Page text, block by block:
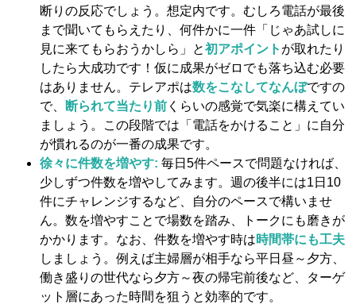
断りの反応でしょう。想定内です。むしろ電話が最後
まで聞いてもらえたり、何件かに一件「じゃあ試しに
見に来てもらおうかしら」と初アポイント が取れたり
したら大成功です！仮に成果がゼロでも落ち込む必要
はありません。テレアポは数をこなしてなんぼですの
で、
断られて当たり前 くらいの感覚で気楽に構えてい
ましょう​。この段階では「電話をかけること」に自分
が慣れるのが一番の成果です。
徐々に件数を増やす: 毎日5件ペースで問題なければ、
少しずつ件数を増やしてみます。週の後半には1日10
件にチャレンジするなど、自分のペースで構いませ
ん。数を増やすことで場数を踏み、トークにも磨きが
かかります。なお、件数を増やす時は時間帯にも工夫
しましょう。例えば主婦層が相手なら平日昼～夕方、
働き盛りの世代なら夕方～夜の帰宅前後など、ターゲ
ット層にあった時間を狙うと効率的です。